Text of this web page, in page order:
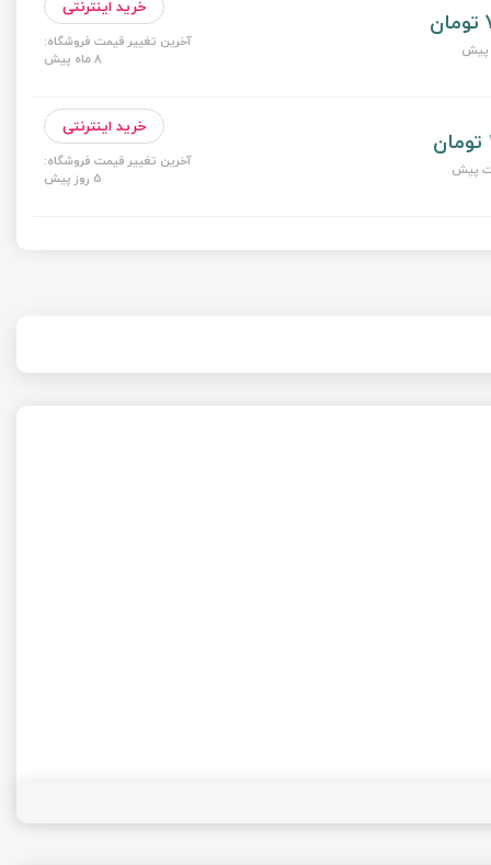
خرید اینترنتی
آخرین تغییر قیمت فروشگاه:
8 ماه پیش
خرید اینترنتی
آخرین تغییر قیمت فروشگاه:
5 روز پیش